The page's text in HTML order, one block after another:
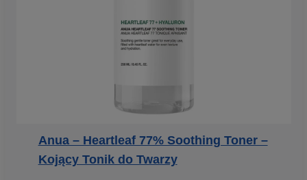
Anua – Heartleaf 77% Soothing Toner –
Kojący Tonik do Twarzy